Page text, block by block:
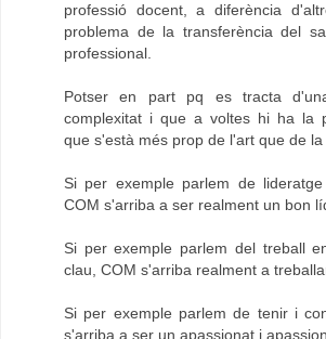
professió docent, a diferència
problema de la transferència del
professional.
Potser en part pq es tracta
complexitat i que a voltes hi ha la
que s'està més prop de l'art que de la
Si per exemple parlem de
COM s'arriba a ser realment un bon
Si per exemple parlem del treball
clau, COM s'arriba realment a
Si per exemple parlem de tenir i
s'arriba a ser un apassionat i